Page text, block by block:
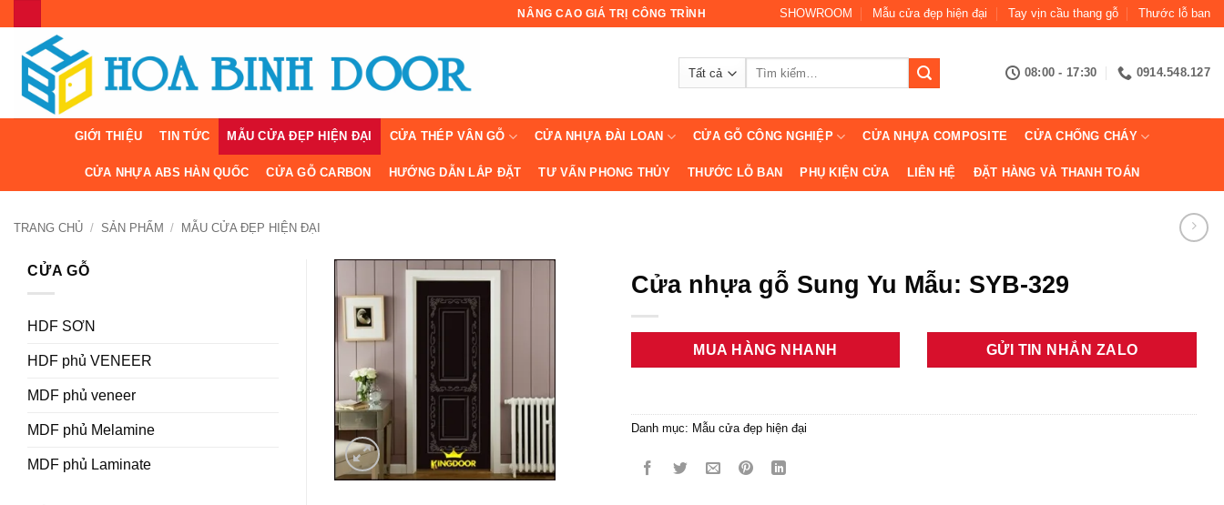
dung
NÂNG CAO GIÁ TRỊ CÔNG TRÌNH SHOWROOM Mẫu cửa đẹp hiện đại Tay vịn cầu thang gỗ Thước lỗ ban
08:00 - 17:30 0914.548.127
GIỚI THIỆU TIN TỨC MẪU CỬA ĐẸP HIỆN ĐẠI CỬA THÉP VÂN GỖ CỬA NHỰA ĐÀI LOAN CỬA GỖ CÔNG NGHIỆP CỬA NHỰA COMPOSITE CỬA CHỐNG CHÁY
CỬA NHỰA ABS HÀN QUỐC CỬA GỖ CARBON HƯỚNG DẪN LẮP ĐẶT TƯ VẤN PHONG THỦY THƯỚC LỖ BAN PHỤ KIỆN CỬA LIÊN HỆ ĐẶT HÀNG VÀ THANH TOÁN
TRANG CHỦ / SẢN PHẨM / MẪU CỬA ĐẸP HIỆN ĐẠI
CỬA GỖ
HDF SƠN
HDF phủ VENEER
MDF phủ veneer
MDF phủ Melamine
MDF phủ Laminate
Cửa nhựa gỗ Sung Yu Mẫu: SYB-329
MUA HÀNG NHANH GỬI TIN NHẮN ZALO
Danh mục: Mẫu cửa đẹp hiện đại